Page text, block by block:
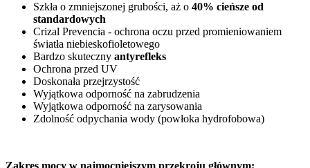
Szkła o zmniejszonej grubości, aż o 40% cieńsze od
standardowych
Crizal Prevencia - ochrona oczu przed promieniowaniem
światła niebieskofioletowego
Bardzo skuteczny antyrefleks
Ochrona przed UV
Doskonała przejrzystość
Wyjątkowa odporność na zabrudzenia
Wyjątkowa odporność na zarysowania
Zdolność odpychania wody (powłoka hydrofobowa)